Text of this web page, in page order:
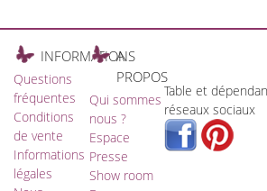
INFORMATIONS
Questions
fréquentes
Conditions
de vente
Informations
légales
A
PROPOS
Qui sommes
nous ?
Espace
Presse
Show room
Table et
réseaux sociaux